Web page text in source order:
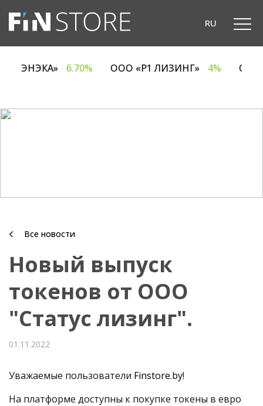
RU
«ЭНЭКА» 6.70% ООО «Р1 ЛИЗИНГ» 4%
Все новости
Новый выпуск
токенов от ООО
"Статус лизинг".
01.11.2022
Уважаемые пользователи Finstore.by!
На платформе доступны к покупке токены в евро